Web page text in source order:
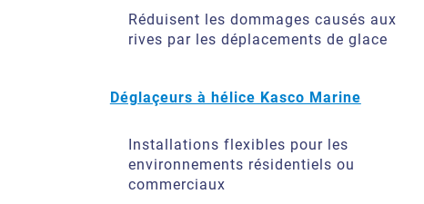
Réduisent les dommages causés aux
rives par les déplacements de glace
Déglaçeurs à hélice Kasco Marine
Installations flexibles pour les
environnements résidentiels ou
commerciaux